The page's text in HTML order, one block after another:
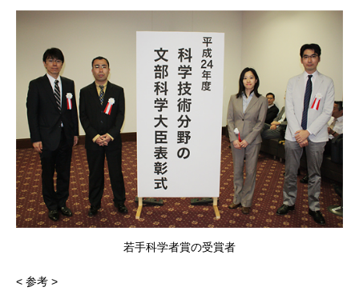
若手科学者賞の受賞者
< 参考 >